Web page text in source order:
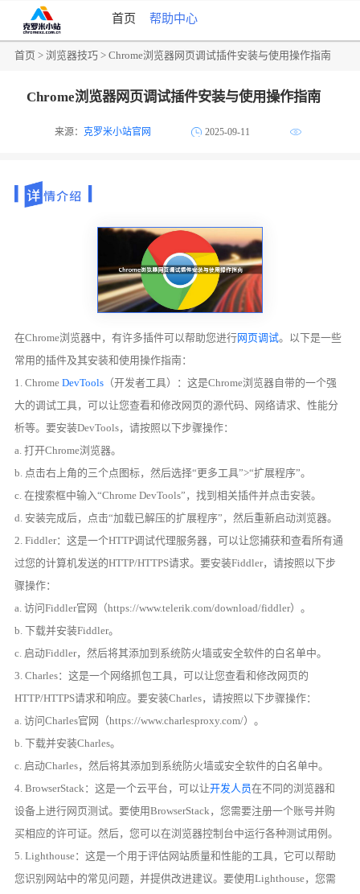
首页 帮助中心
首页 >浏览器技巧 > Chrome浏览器网页调试插件安装与使用操作指南
Chrome浏览器网页调试插件安装与使用操作指南
来源：克罗米小站官网 2025-09-11
在Chrome浏览器中，有许多插件可以帮助您进行网页调试。以下是一些
常用的插件及其安装和使用操作指南：
1. ChromeDevTools （开发者工具）：这是Chrome浏览器自带的一个强
大的调试工具，可以让您查看和修改网页的源代码、网络请求、性能分
析等。要安装DevTools，请按照以下步骤操作：
a. 打开Chrome浏览器。
b. 点击右上角的三个点图标，然后选择“更多工具”>“扩展程序”。
c. 在搜索框中输入“Chrome DevTools”，找到相关插件并点击安装。
d. 安装完成后，点击“加载已解压的扩展程序”，然后重新启动浏览器。
2. Fiddler：这是一个HTTP调试代理服务器，可以让您捕获和查看所有通
过您的计算机发送的HTTP/HTTPS请求。要安装Fiddler，请按照以下步
骤操作：
a. 访问Fiddler官网（https://www.telerik.com/download/fiddler）。
b. 下载并安装Fiddler。
c. 启动Fiddler，然后将其添加到系统防火墙或安全软件的白名单中。
3. Charles：这是一个网络抓包工具，可以让您查看和修改网页的
HTTP/HTTPS请求和响应。要安装Charles，请按照以下步骤操作：
a. 访问Charles官网（https://www.charlesproxy.com/）。
b. 下载并安装Charles。
c. 启动Charles，然后将其添加到系统防火墙或安全软件的白名单中。
4. BrowserStack：这是一个云平台，可以让开发人员在不同的浏览器和
设备上进行网页测试。要使用BrowserStack，您需要注册一个账号并购
买相应的许可证。然后，您可以在浏览器控制台中运行各种测试用例。
5. Lighthouse：这是一个用于评估网站质量和性能的工具，它可以帮助
您识别网站中的常见问题，并提供改进建议。要使用Lighthouse，您需